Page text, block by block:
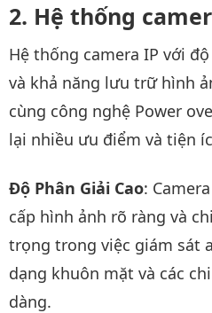
Hệ thống
Hệ thống camera IP với
và khả năng lưu trữ hình
cùng công nghệ Power
lại nhiều ưu điểm và tiện
Độ Phân Giải Cao:
cấp hình ảnh rõ ràng và
trọng trong việc giám sát
dạng khuôn mặt và các
dàng.